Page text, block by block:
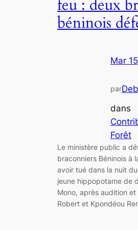
feu : deux
béninois
Mar
par
dans
Forêt
Le ministère public a
braconniers Béninois à
avoir tué dans la nuit
jeune hippopotame de
Mono, après audition
Robert et Kpondéou